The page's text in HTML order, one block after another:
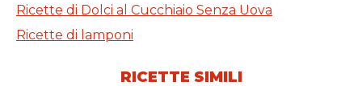
Ricette di Dolci al Cucchiaio Senza Uova
Ricette di lamponi
RICETTE SIMILI